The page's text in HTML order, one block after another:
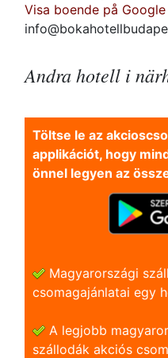
Visa boende på
Andra hotell i
Töltse le az
applikációt, hogy
önnel legyen az
Magyarországi
csomagajánlatai egy
A legjobb
szállodák akciós